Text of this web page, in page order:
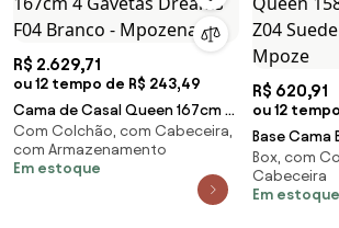
R$ 2.629,71
ou 12 tempo de R$ 243,49
Cama de Casal Queen 167cm 4
Gavetas Dreams F04 Branco -
Mpozenato
Com Colchão, com Cabeceira,
com Armazenamento
Em estoque
R$ 620,91
ou 12
Base Cama
158cm
Marrom -
Box, com
Cabeceira
Em estoque